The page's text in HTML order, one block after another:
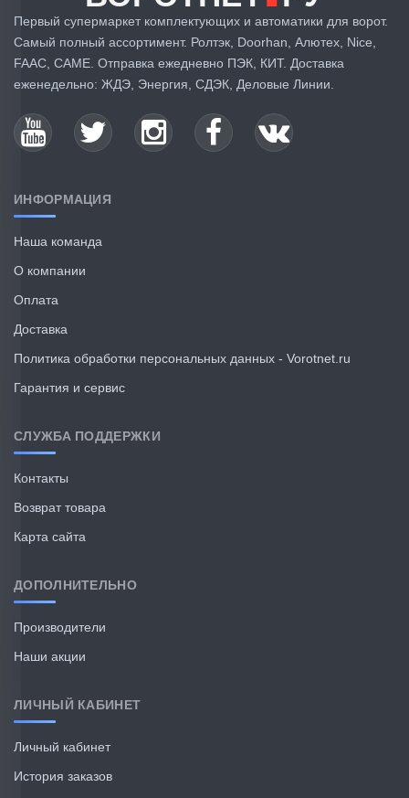
Первый супермаркет комплектующих и автоматики для ворот.
Самый полный ассортимент. Ролтэк, Doorhan, Алютех, Nice,
FAAC, CAME. Отправка ежедневно ПЭК, КИТ. Доставка
еженедельно: ЖДЭ, Энергия, СДЭК, Деловые Линии.
ИНФОРМАЦИЯ
Наша команда
О компании
Оплата
Доставка
Политика обработки персональных данных - Vorotnet.ru
Гарантия и сервис
СЛУЖБА ПОДДЕРЖКИ
Контакты
Возврат товара
Карта сайта
ДОПОЛНИТЕЛЬНО
Производители
Наши акции
ЛИЧНЫЙ КАБИНЕТ
Личный кабинет
История заказов